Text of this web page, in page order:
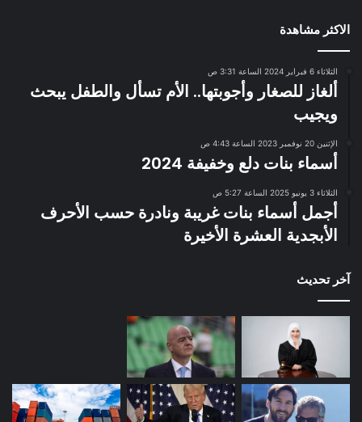
الاكثر مشاهدة
الثلاثاء 6 فبراير 2024 الساعة 3:31 ص
ألغاز للصغار وأجوبتها.. الأم تسأل والطفل يبحث
ويجيب
الإثنين 20 نوفمبر 2023 الساعة 4:43 ص
أسماء بنات دلع وخفيفة 2024
الثلاثاء 3 يونيو 2025 الساعة 5:27 ص
أجمل أسماء بنات غريبة ونادرة حسب الأحرف
الأبجدية العشرة الأخيرة
آخر تحديث